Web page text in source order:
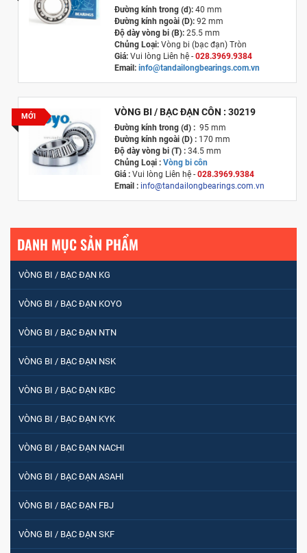
Đường kính trong (d):40 mm
Đường kính ngoài (D):92 mm
Độ dày vòng bi (B):25.5 mm
Chủng Loại: Vòng bi (bạc đạn) Tròn
Giá:Vui lòng Liên hệ - 028.3969.9384
Email: info@tandailongbearings.com.vn
MỚI VÒNG BI / BẠC ĐẠN CÔN : 30219
Đường kính trong (d) :95 mm
Đường kính ngoài (D) :170 mm
Độ dày vòng bi (T) :34.5 mm
Chủng Loại : Vòng bi côn
Giá :Vui lòng Liên hệ - 028.3969.9384
Email : info@tandailongbearings.com.vn
DANH MỤC SẢN PHẨM
VÒNG BI / BẠC ĐẠN KG
VÒNG BI / BẠC ĐẠN KOYO
VÒNG BI / BẠC ĐẠN NTN
VÒNG BI / BẠC ĐẠN NSK
VÒNG BI / BẠC ĐẠN KBC
VÒNG BI / BẠC ĐẠN KYK
VÒNG BI / BẠC ĐẠN NACHI
VÒNG BI / BẠC ĐẠN ASAHI
VÒNG BI / BẠC ĐẠN FBJ
VÒNG BI / BẠC ĐẠN SKF